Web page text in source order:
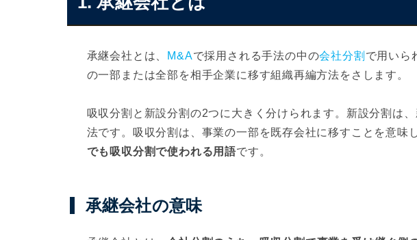
承継会社とは、 M&Aで採用される手法の中の会社分割 で用いら
の一部または全部を相手企業に移す組織再編方法をさします。
吸収分割と新設分割の2つに大きく分けられます。新設分割は
法です。吸収分割は、事業の一部を既存会社に移すことを意味
でも吸収分割で使われる用語です。
承継会社の意味